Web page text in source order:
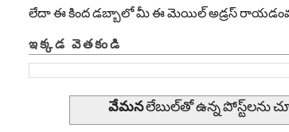
లేదా ఈ కింద డబ్బాలో మీ ఈ మెయిల్ అడ్రస్
ఇక్కడ వెతకండి
వేమనలేబుల్‌తో ఉన్న పోస్ట్‌లను